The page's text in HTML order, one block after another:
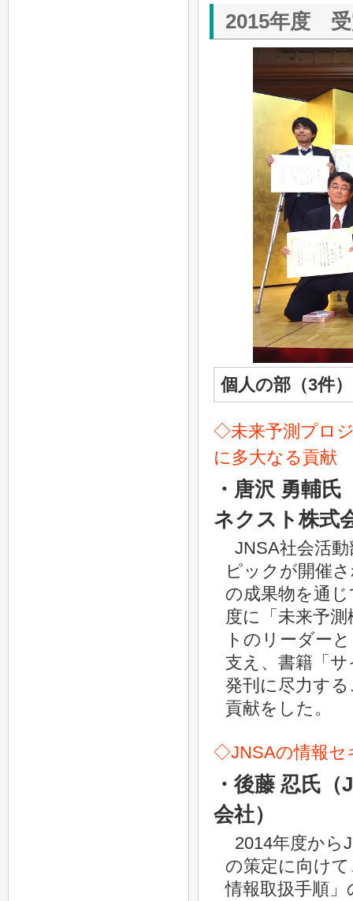
2015年度 受
個人の部（3件）
◇未来予測プロ
に多大なる貢献
・唐沢 勇輔
ネクスト株式
JNSA社会活
ピックが開催
の成果物を通
度に「未来予
トのリーダー
支え、書籍「
発刊に尽力す
貢献をした。
◇JNSAの情報セ
・後藤 忍氏
会社）
2014年度から
の策定に向け
情報取扱手順